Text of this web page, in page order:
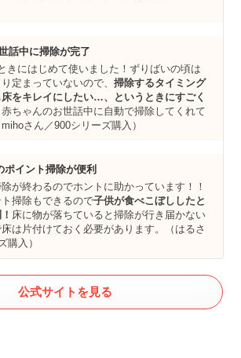
話中に掃除が完了
きにはじめて使いました！ずりばいの頃は
定まっていないので、掃除するタイミング
をキレイにしたい…、というときにすごく
ちゃんのお世話中に自動で掃除してくれて
さん／900シリーズ購入）
ポイント掃除が便利
が終わるのでホントに助かっています！！
掃除もできるので子供が食べこぼししたと
床に物が落ちていると掃除が行き届かない
は片付けておく必要があります。（はるさ
購入）
公式サイトを見る